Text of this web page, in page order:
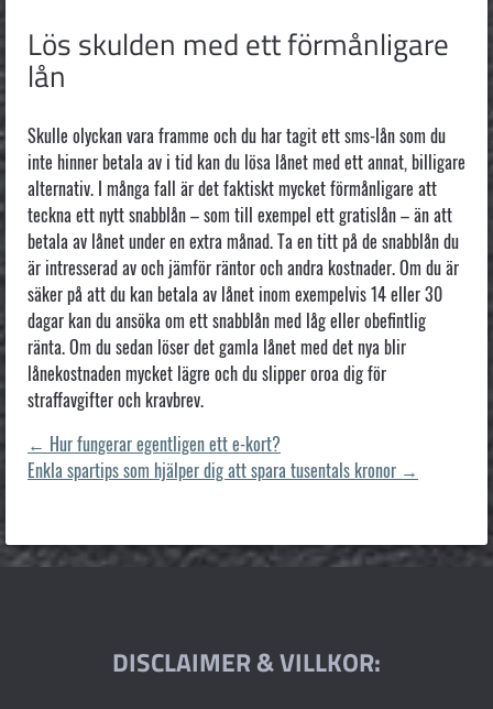
Lös skulden med ett förmånligare
lån
Skulle olyckan vara framme och du har tagit ett sms-lån som du
inte hinner betala av i tid kan du lösa lånet med ett annat, billigare
alternativ. I många fall är det faktiskt mycket förmånligare att
teckna ett nytt snabblån – som till exempel ett gratislån – än att
betala av lånet under en extra månad. Ta en titt på de snabblån du
är intresserad av och jämför räntor och andra kostnader. Om du är
säker på att du kan betala av lånet inom exempelvis 14 eller 30
dagar kan du ansöka om ett snabblån med låg eller obefintlig
ränta. Om du sedan löser det gamla lånet med det nya blir
lånekostnaden mycket lägre och du slipper oroa dig för
straffavgifter och kravbrev.
← Hur fungerar egentligen ett e-kort?
Enkla spartips som hjälper dig att spara tusentals kronor →
DISCLAIMER & VILLKOR: